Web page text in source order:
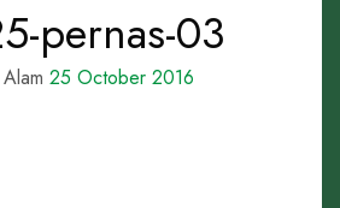
pernas-03
25 October 2016